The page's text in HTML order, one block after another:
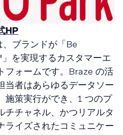
HP
、ブランドが「Be
を実現するカスタマーエ
フォームです。Braze の活
当者はあらゆるデータソー
施策実行ができ、1 つのプ
チチャネル、かつリアルタ
ライズされたコミュニケー